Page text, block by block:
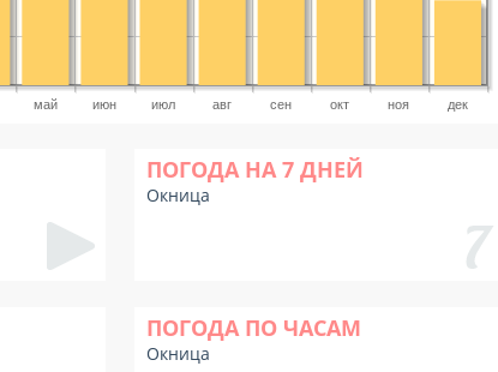
май июн июл авг сен окт ноя дек
ПОГОДА НА 7 ДНЕЙ
Окница
ПОГОДА ПО ЧАСАМ
Окница